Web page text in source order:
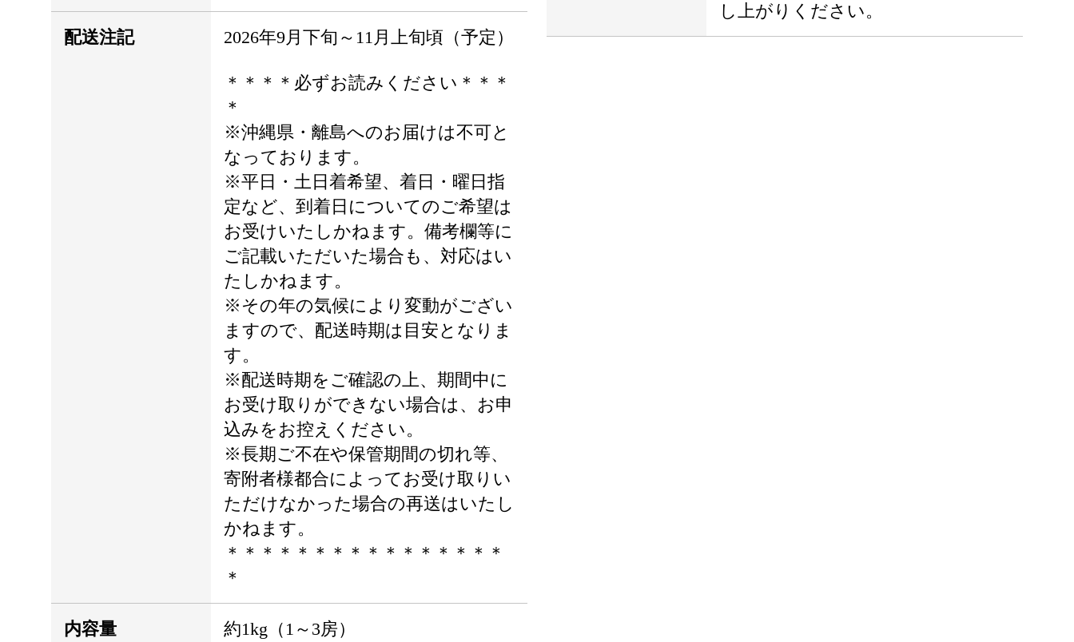
配送注記 2026年9月下旬～11月上旬頃（予定）
＊＊＊＊必ずお読みください＊＊＊
＊
※沖縄県・離島へのお届けは不可と
なっております。
※平日・土日着希望、着日・曜日指
定など、到着日についてのご希望は
お受けいたしかねます。備考欄等に
ご記載いただいた場合も、対応はい
たしかねます。
※その年の気候により変動がござい
ますので、配送時期は目安となりま
す。
※配送時期をご確認の上、期間中に
お受け取りができない場合は、お申
込みをお控えください。
※長期ご不在や保管期間の切れ等、
寄附者様都合によってお受け取りい
ただけなかった場合の再送はいたし
かねます。
＊＊＊＊＊＊＊＊＊＊＊＊＊＊＊＊
＊
内容量
約1kg（1～3房）
し上がりください。